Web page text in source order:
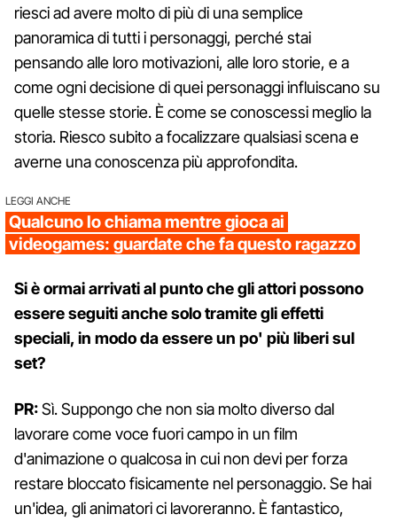
riesci ad avere molto di più di una semplice
panoramica di tutti i personaggi, perché stai
pensando alle loro motivazioni, alle loro storie, e a
come ogni decisione di quei personaggi influiscano su
quelle stesse storie. È come se conoscessi meglio la
storia. Riesco subito a focalizzare qualsiasi scena e
averne una conoscenza più approfondita.
LEGGI ANCHE
Qualcuno lo chiama mentre gioca ai
videogames: guardate che fa questo ragazzo
Si è ormai arrivati ​​al punto che gli attori possono
essere seguiti anche solo tramite gli effetti
speciali, in ​​modo da essere un po' più liberi sul
set?
PR:Sì. Suppongo che non sia molto diverso dal
lavorare come voce fuori campo in un film
d'animazione o qualcosa in cui non devi per forza
restare bloccato fisicamente nel personaggio. Se hai
un'idea, gli animatori ci lavoreranno. È fantastico,